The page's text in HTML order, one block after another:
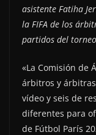
asistente Fatiha
la FIFA de los
partidos del
«La Comisión de
árbitros y
vídeo y seis de
diferentes para
de Fútbol París